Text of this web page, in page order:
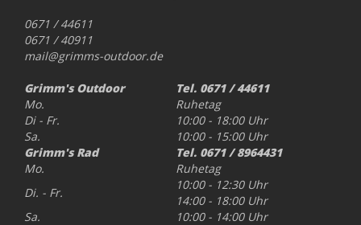
0671 / 44611
0671 / 40911
mail@grimms-outdoor.de
Grimm's Outdoor
Tel. 0671 / 44611
Mo.
Ruhetag
Di - Fr.
10:00 - 18:00 Uhr
Sa.
10:00 - 15:00 Uhr
Grimm's Rad
Tel. 0671 / 8964431
Mo.
Ruhetag
Di. - Fr.
10:00 - 12:30 Uhr
14:00 - 18:00 Uhr
Sa.
10:00 - 14:00 Uhr